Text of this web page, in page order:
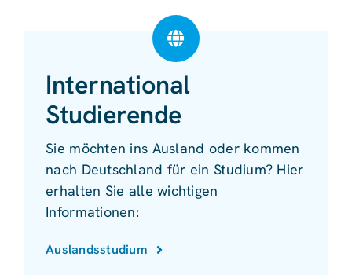
International
Studierende
Sie möchten ins Ausland oder kommen
nach Deutschland für ein Studium? Hier
erhalten Sie alle wichtigen
Informationen:
Auslandsstudium